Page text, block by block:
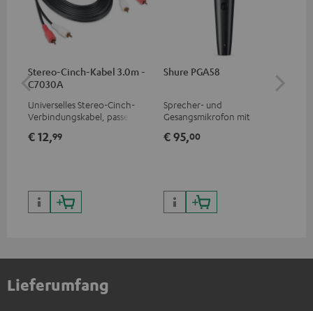
Stereo-Cinch-Kabel 3.0m -
C7030A
Universelles Stereo-Cinch-
Verbindungskabel, passend
Buchsen
€ 12,99
Shure PGA58
Sprecher- und
Gesangsmikrofon mit
Preis/Klangverhältnis für
€ 95,00
Lieferumfang